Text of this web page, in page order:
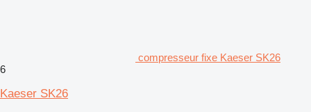
compresseur fixe Kaeser SK26
6
Kaeser SK26